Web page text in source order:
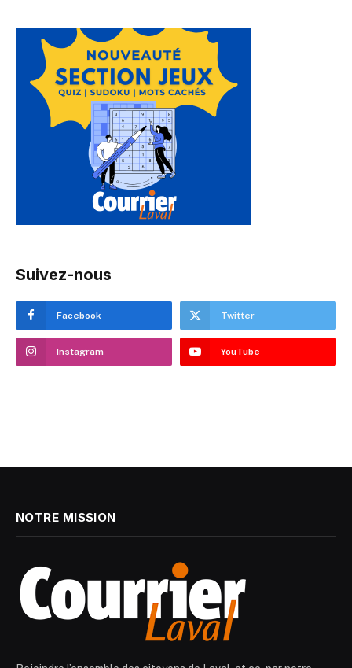
Suivez-nous
Facebook Twitter
Instagram YouTube
NOTRE MISSION